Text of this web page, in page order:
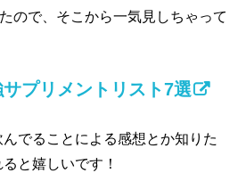
ので、そこから一気見しちゃって
プリメントリスト7選
でることによる感想とか知りた
と嬉しいです！